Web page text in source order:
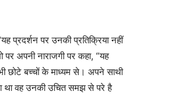
प्रदर्शन पर उनकी प्रतिक्रिया नहीं
अपनी नाराजगी पर कहा, “यह
छोटे बच्चों के माध्यम से। अपने साथी
था वह उनकी उचित समझ से परे है